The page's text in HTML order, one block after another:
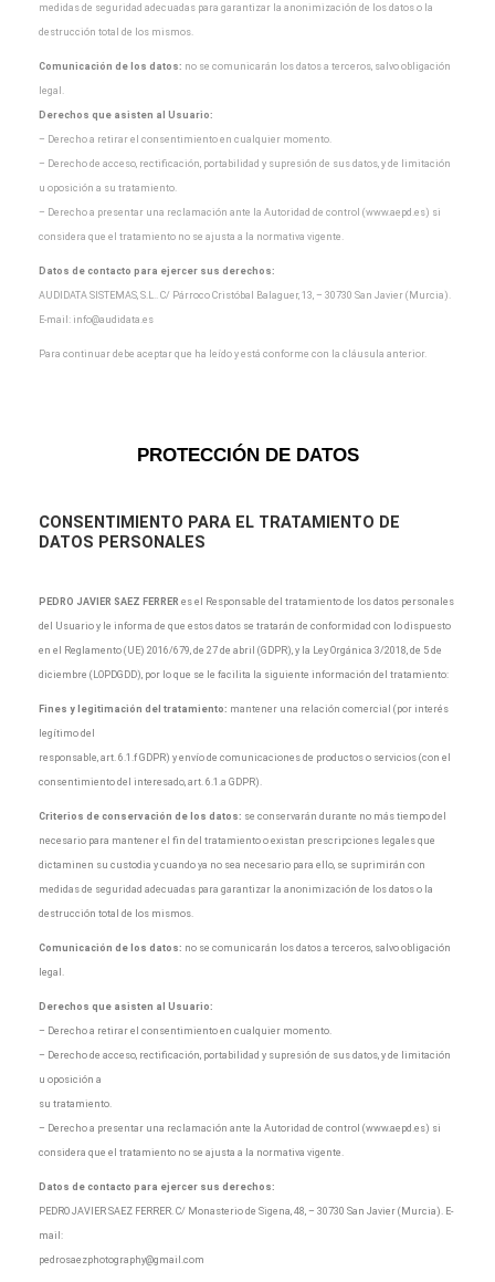
medidas de seguridad adecuadas para garantizar la anonimización de los datos o la
destrucción total de los mismos.
Comunicación de los datos: no se comunicarán los datos a terceros, salvo obligación
legal.
Derechos que asisten al Usuario:
– Derecho a retirar el consentimiento en cualquier momento.
– Derecho de acceso, rectificación, portabilidad y supresión de sus datos, y de limitación
u oposición a su tratamiento.
– Derecho a presentar una reclamación ante la Autoridad de control (www.aepd.es) si
considera que el tratamiento no se ajusta a la normativa vigente.
Datos de contacto para ejercer sus derechos:
AUDIDATA SISTEMAS, S.L.. C/ Párroco Cristóbal Balaguer, 13, – 30730 San Javier (Murcia).
E-mail: info@audidata.es
Para continuar debe aceptar que ha leído y está conforme con la cláusula anterior.
PROTECCIÓN DE DATOS
CONSENTIMIENTO PARA EL TRATAMIENTO DE
DATOS PERSONALES
PEDRO JAVIER SAEZ FERRER es el Responsable del tratamiento de los datos personales
del Usuario y le informa de que estos datos se tratarán de conformidad con lo dispuesto
en el Reglamento (UE) 2016/679, de 27 de abril (GDPR), y la Ley Orgánica 3/2018, de 5 de
diciembre (LOPDGDD), por lo que se le facilita la siguiente información del tratamiento:
Fines y legitimación del tratamiento: mantener una relación comercial (por interés
legítimo del
responsable, art. 6.1.f GDPR) y envío de comunicaciones de productos o servicios (con el
consentimiento del interesado, art. 6.1.a GDPR).
Criterios de conservación de los datos: se conservarán durante no más tiempo del
necesario para mantener el fin del tratamiento o existan prescripciones legales que
dictaminen su custodia y cuando ya no sea necesario para ello, se suprimirán con
medidas de seguridad adecuadas para garantizar la anonimización de los datos o la
destrucción total de los mismos.
Comunicación de los datos: no se comunicarán los datos a terceros, salvo obligación
legal.
Derechos que asisten al Usuario:
– Derecho a retirar el consentimiento en cualquier momento.
– Derecho de acceso, rectificación, portabilidad y supresión de sus datos, y de limitación
u oposición a
su tratamiento.
– Derecho a presentar una reclamación ante la Autoridad de control (www.aepd.es) si
considera que el tratamiento no se ajusta a la normativa vigente.
Datos de contacto para ejercer sus derechos:
PEDRO JAVIER SAEZ FERRER. C/ Monasterio de Sigena, 48, – 30730 San Javier (Murcia). E-
mail:
pedrosaezphotography@gmail.com